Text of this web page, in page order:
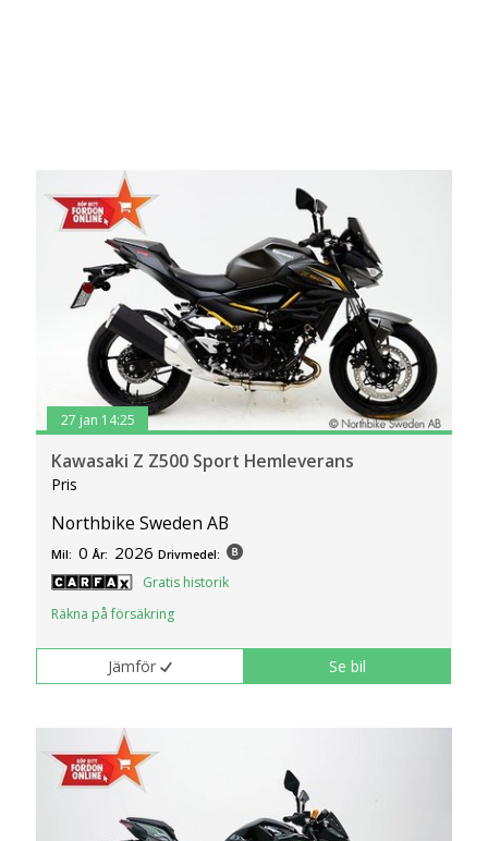
27 jan 14:25
Kawasaki Z Z500 Sport Hemleverans
Pris
Northbike Sweden AB
Mil: 0 År: 2026 Drivmedel:
Gratis historik
Räkna på försäkring
Jämför Se bil